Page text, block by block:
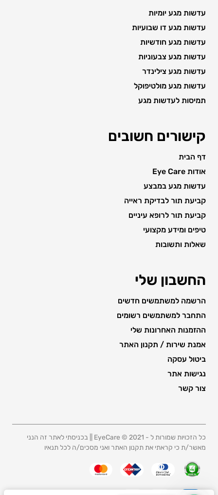
עדשות מגע יומיות
עדשות מגע דו שבועיות
עדשות מגע חודשיות
עדשות מגע צבעוניות
עדשות מגע צילינדר
עדשות מגע מולטיפוקל
תמיסות לעדשות מגע
קישורים חשובים
דף הבית
אודות Eye Care
עדשות מגע במבצע
קביעת תור לבדיקת ראייה
קביעת תור לרופא עיניים
טיפים ומידע מקצועי
שאלות ותשובות
החשבון שלי
הרשמה למשתמשים חדשים
התחבר למשתמשים רשומים
ההזמנות האחרונות שלי
אמנת שירות / תקנון האתר
ביטול עסקה
נגישות אתר
צור קשר
כל הזכויות שמורות ל - 2021 © EyeCare || בכניסתי לאתר זה הנני
מאשר/ת כי קראתי את תקנון האתר ואני מסכים/ה לכל תנאיו